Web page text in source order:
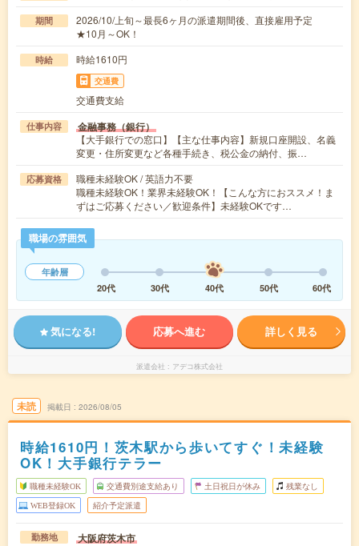
期間
2026/10/上旬～最長6ヶ月の派遣期間後、直接雇用予定
★10月～OK！
時給 時給1610円
交通費
交通費支給
仕事内容 金融事務（銀行）
【大手銀行での窓口】【主な仕事内容】新規口座開設、名義
変更・住所変更など各種手続き、税公金の納付、振…
応募資格
職種未経験OK / 英語力不要
職種未経験OK！業界未経験OK！【こんな方におススメ！ま
ずはご応募ください／歓迎条件】未経験OKです…
職場の雰囲気
年齢層
20代
30代 40代 50代 60代
気になる! 応募へ進む 詳しく見る
派遣会社 アデコ株式会社
未読 掲載日 2026/08/05
時給1610円！茨木駅から歩いてすぐ！未経験
OK！大手銀行テラー
職種未経験OK 交通費別途支給あり 土日祝日が休み 残業なし
WEB登録OK 紹介予定派遣
勤務地 大阪府茨木市